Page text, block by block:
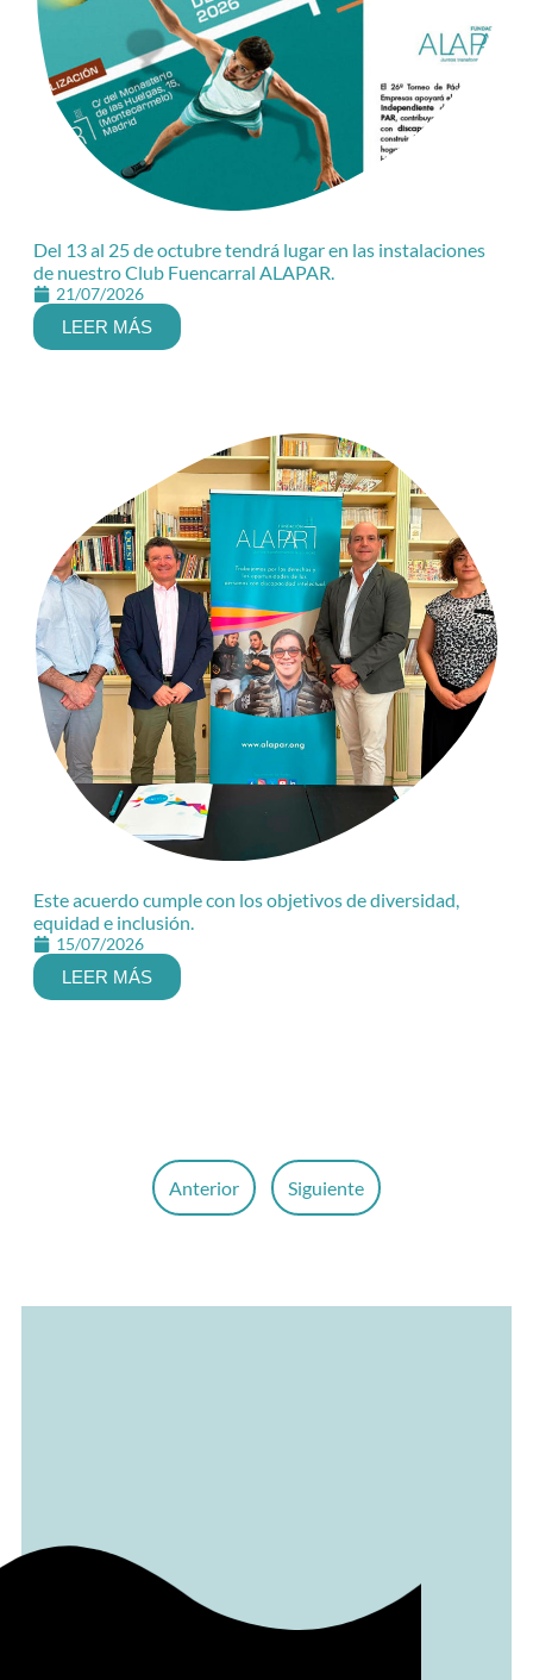
Del 13 al 25 de octubre tendrá lugar en las instalaciones
de nuestro Club Fuencarral ALAPAR.
21/07/2026
LEER MÁS
Este acuerdo cumple con los objetivos de diversidad,
equidad e inclusión.
15/07/2026
LEER MÁS
Anterior Siguiente